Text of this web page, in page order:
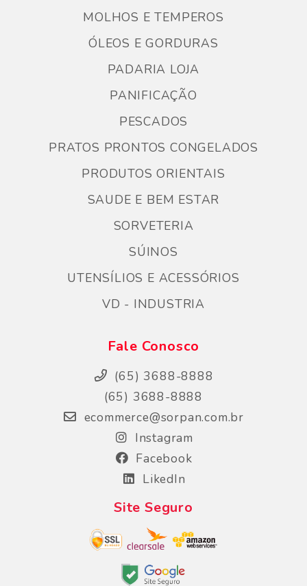
MOLHOS E TEMPEROS
ÓLEOS E GORDURAS
PADARIA LOJA
PANIFICAÇÃO
PESCADOS
PRATOS PRONTOS CONGELADOS
PRODUTOS ORIENTAIS
SAUDE E BEM ESTAR
SORVETERIA
SÚINOS
UTENSÍLIOS E ACESSÓRIOS
VD - INDUSTRIA
Fale Conosco
(65) 3688-8888
(65) 3688-8888
ecommerce@sorpan.com.br
Instagram
Facebook
LikedIn
Site Seguro